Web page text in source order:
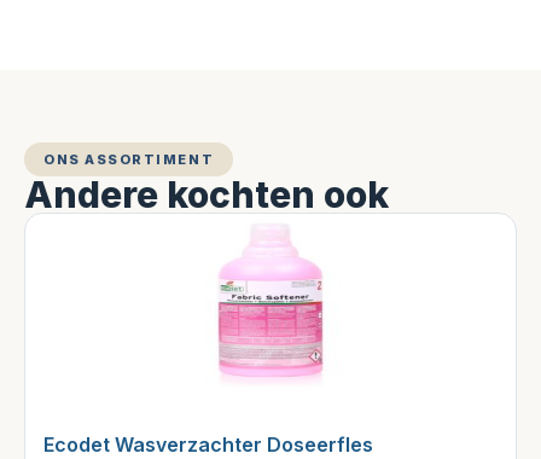
ONS ASSORTIMENT
Andere kochten ook
Ecodet Wasverzachter Doseerfles